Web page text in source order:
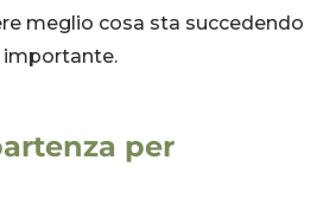
meglio cosa sta succedendo
importante.
per